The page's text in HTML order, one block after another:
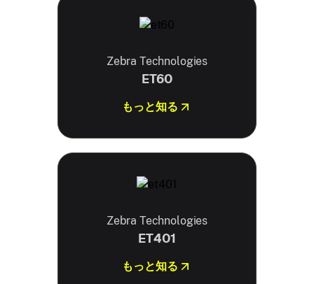
Zebra Technologies
ET60
もっと知る
Zebra Technologies
ET401
もっと知る